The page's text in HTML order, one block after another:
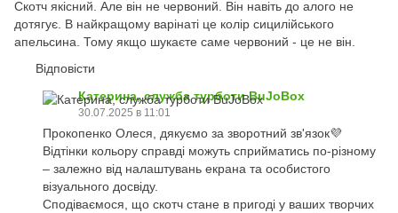
Скотч якісний. Але він не червоний. Він навіть до алого не
дотягує. В найкращому варінаті це колір сицилійського
апельсина. Тому якщо шукаєте саме червоний - це не він.
Відповісти
Катерина, служба турботи BuJoBox
30.07.2025 в 11:01
Прокопенко Олеся, дякуємо за зворотний зв'язок💜
Відтінки кольору справді можуть сприйматись по-різному
– залежно від налаштувань екрана та особистого
візуального досвіду.
Сподіваємося, що скотч стане в пригоді у ваших творчих